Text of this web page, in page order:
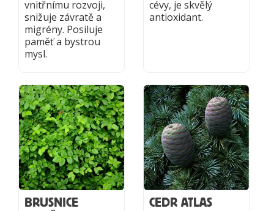
vnitřnímu rozvoji,
snižuje závratě a
migrény. Posiluje
paměť a bystrou
mysl.
cévy, je skvělý
antioxidant.
BRUSNICE
CEDR ATLAS